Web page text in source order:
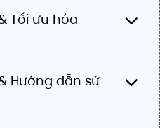
Tối ưu hóa
Hướng dẫn sử